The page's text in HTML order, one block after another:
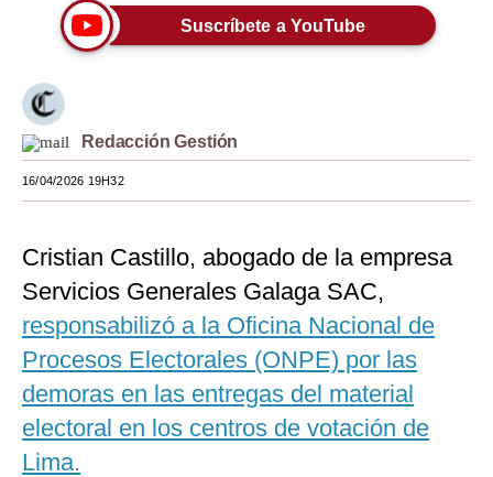
Viajes
Moda
Estilos
Mundo
EEUU
Internacional
Tecnología
Club del Suscriptor
Mix
Suscríbete a YouTube
Redacción Gestión
16/04/2026 19H32
Cristian Castillo, abogado de la empresa
Servicios Generales Galaga SAC,
responsabilizó a la Oficina Nacional de
Procesos Electorales (ONPE) por las
demoras en las entregas del material
electoral en los centros de votación de
Lima.